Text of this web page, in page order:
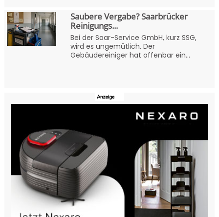
Saubere Vergabe? Saarbrücker
Reinigungs...
Bei der Saar-Service GmbH, kurz SSG,
wird es ungemütlich. Der
Gebäudereiniger hat offenbar ein...